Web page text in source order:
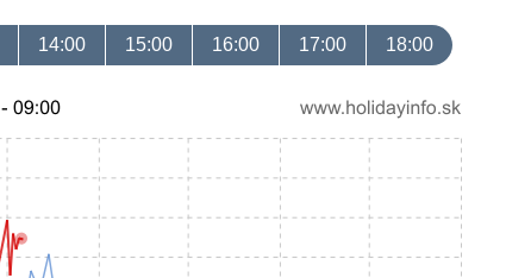
14:00 15:00 16:00 17:00 18:00